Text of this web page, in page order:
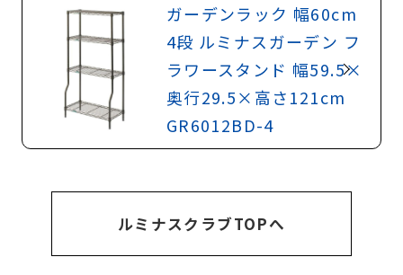
ガーデンラック 幅60cm
4段 ルミナスガーデン フ
ラワースタンド 幅59.5×
奥行29.5×高さ121cm
GR6012BD-4
ルミナスクラブTOPへ